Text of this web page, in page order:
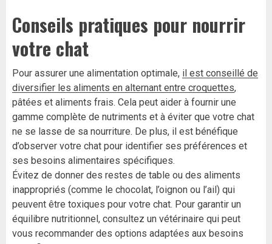
Conseils pratiques pour nourrir
votre chat
Pour assurer une alimentation optimale, il est conseillé de
diversifier les aliments en alternant entre croquettes,
pâtées et aliments frais. Cela peut aider à fournir une
gamme complète de nutriments et à éviter que votre chat
ne se lasse de sa nourriture. De plus, il est bénéfique
d’observer votre chat pour identifier ses préférences et
ses besoins alimentaires spécifiques.
Évitez de donner des restes de table ou des aliments
inappropriés (comme le chocolat, l’oignon ou l’ail) qui
peuvent être toxiques pour votre chat. Pour garantir un
équilibre nutritionnel, consultez un vétérinaire qui peut
vous recommander des options adaptées aux besoins